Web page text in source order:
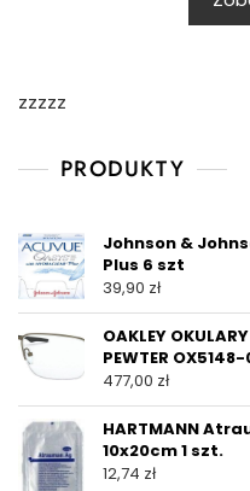
zzzzz
PRODUKTY
Johnson &
Plus 6 szt
39,90 zł
OAKLEY
PEWTER
477,00 zł
HARTMANN
10x20cm 1 szt.
12,74 zł